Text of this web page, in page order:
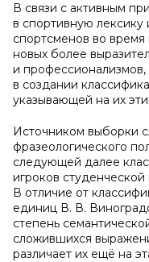
В связи с активным
в спортивную
спортсменов во
новых более
и профессионализмов,
в создании
указывающей на их
Источником выборки
фразеологического
следующей далее
игроков
В отличие от
единиц В. В.
степень
сложившихся
различает их ещё на